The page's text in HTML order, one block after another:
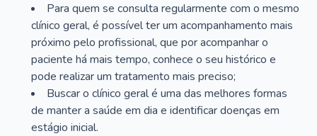
Para quem se consulta regularmente com o mesmo
clínico geral, é possível ter um acompanhamento mais
próximo pelo profissional, que por acompanhar o
paciente há mais tempo, conhece o seu histórico e
pode realizar um tratamento mais preciso;
Buscar o clínico geral é uma das melhores formas
de manter a saúde em dia e identificar doenças em
estágio inicial.